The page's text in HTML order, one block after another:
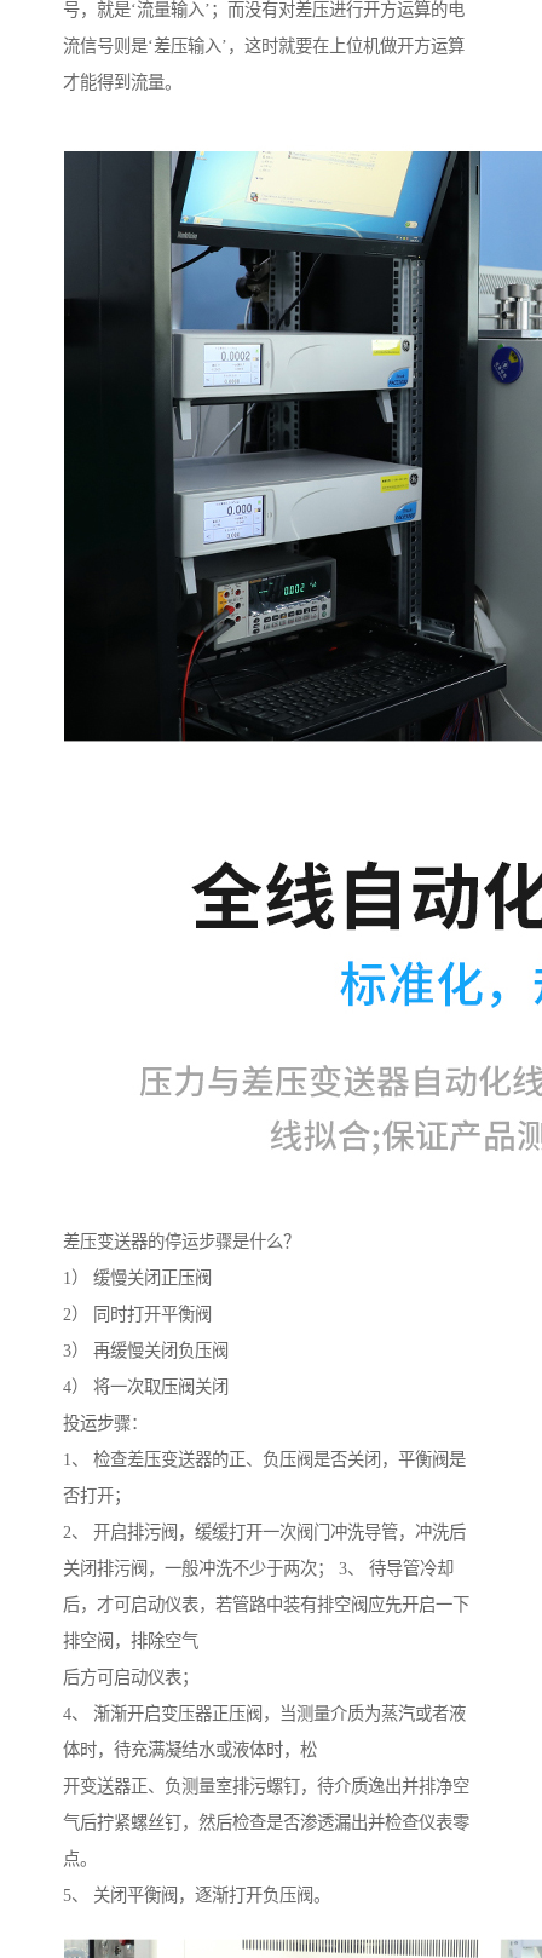
号，就是‘流量输入’；而没有对差压进行开方运算的电
流信号则是‘差压输入’，这时就要在上位机做开方运算
才能得到流量。
差压变送器的停运步骤是什么？
1） 缓慢关闭正压阀
2） 同时打开平衡阀
3） 再缓慢关闭负压阀
4） 将一次取压阀关闭
投运步骤：
1、 检查差压变送器的正、负压阀是否关闭，平衡阀是
否打开；
2、 开启排污阀，缓缓打开一次阀门冲洗导管，冲洗后
关闭排污阀，一般冲洗不少于两次； 3、 待导管冷却
后，才可启动仪表，若管路中装有排空阀应先开启一下
排空阀，排除空气
后方可启动仪表；
4、 渐渐开启变压器正压阀，当测量介质为蒸汽或者液
体时，待充满凝结水或液体时，松
开变送器正、负测量室排污螺钉，待介质逸出并排净空
气后拧紧螺丝钉，然后检查是否渗透漏出并检查仪表零
点。
5、 关闭平衡阀，逐渐打开负压阀。